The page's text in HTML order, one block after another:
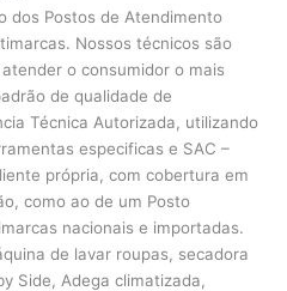
dos Postos de Atendimento
Nossos técnicos são
o consumidor o mais
de qualidade de
Técnica Autorizada, utilizando
especificas e SAC –
própria, com cobertura em
como ao de um Posto
nacionais e importadas.
de lavar roupas, secadora
Side, Adega climatizada,